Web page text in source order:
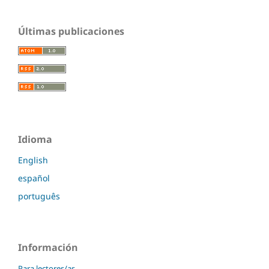
Últimas publicaciones
Idioma
English
español
português
Información